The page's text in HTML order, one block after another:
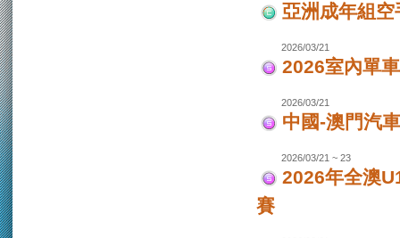
亞洲成年組
2026/03/21
2026室內單
2026/03/21
中國-澳門汽
2026/03/21 ~ 23
2026年全澳
賽